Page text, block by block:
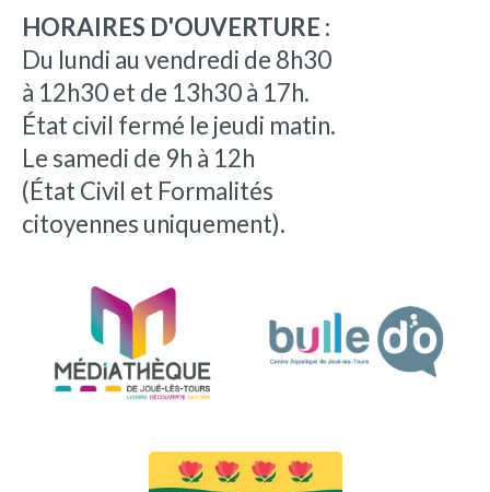
HORAIRES D'OUVERTURE :
Du lundi au vendredi de 8h30
à 12h30 et de 13h30 à 17h.
État civil fermé le jeudi matin.
Le samedi de 9h à 12h
(État Civil et Formalités
citoyennes uniquement).